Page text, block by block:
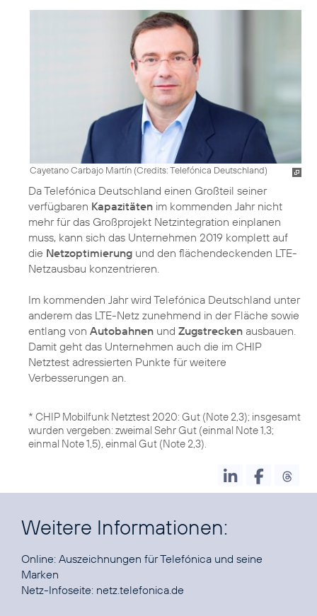
Cayetano Carbajo Martín (Credits: Telefónica Deutschland)
Da Telefónica Deutschland einen Großteil seiner
verfügbaren Kapazitäten im kommenden Jahr nicht
mehr für das Großprojekt Netzintegration einplanen
muss, kann sich das Unternehmen 2019 komplett auf
die Netzoptimierung und den flächendeckenden LTE-
Netzausbau konzentrieren.
Im kommenden Jahr wird Telefónica Deutschland unter
anderem das LTE-Netz zunehmend in der Fläche sowie
entlang von Autobahnen und Zugstrecken ausbauen.
Damit geht das Unternehmen auch die im CHIP
Netztest adressierten Punkte für weitere
Verbesserungen an.
* CHIP Mobilfunk Netztest 2020: Gut (Note 2,3); insgesamt
wurden vergeben: zweimal Sehr Gut (einmal Note 1,3;
einmal Note 1,5), einmal Gut (Note 2,3).
Weitere Informationen:
Online: Auszeichnungen für Telefónica und seine
Marken
Netz-Infoseite: netz.telefonica.de